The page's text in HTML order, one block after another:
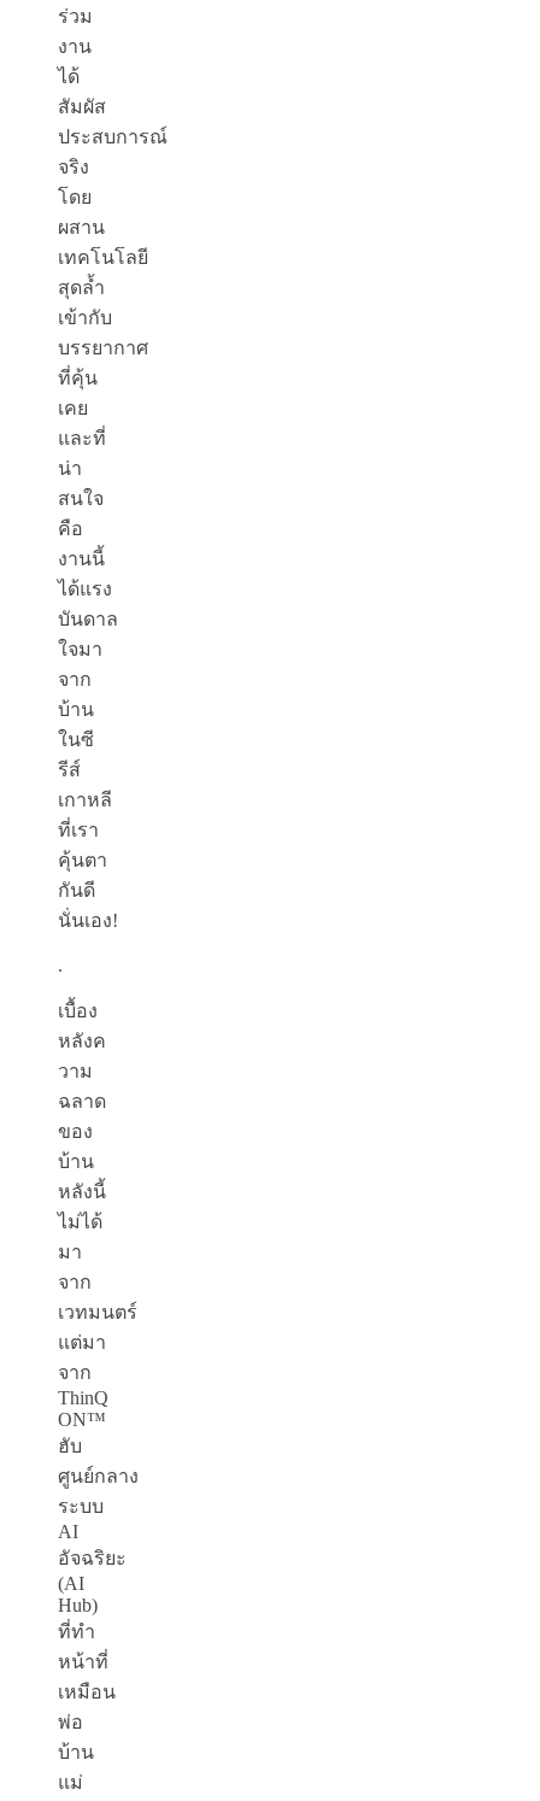
ร่วม
งาน
ได้
สัมผัส
ประสบการณ์
จริง
โดย
ผสาน
เทคโนโลยี
สุดล้ำ
เข้ากับ
บรรยากาศ
ที่คุ้น
เคย
และที่
น่า
สนใจ
คือ
งานนี้
ได้แรง
บันดาล
ใจมา
จาก
บ้าน
ในซี
รีส์
เกาหลี
ที่เรา
คุ้นตา
กันดี
นั่นเอง!
.
เบื้อง
หลังค
วาม
ฉลาด
ของ
บ้าน
หลังนี้
ไม่ได้
มา
จาก
เวทมนตร์
แต่มา
จาก
ThinQ
ON™
ฮับ
ศูนย์กลาง
ระบบ
AI
อัจฉริยะ
(AI
Hub)
ที่ทำ
หน้าที่
เหมือน
พ่อ
บ้าน
แม่